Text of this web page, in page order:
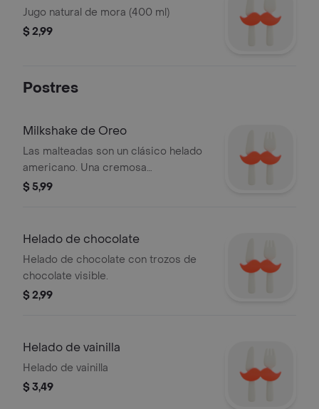
Jugo natural de mora (400 ml)
$ 2,99
Postres
Milkshake de Oreo
Las malteadas son un clásico helado
americano. Una cremosa
combinación de helado y leche con
cremosa para deleitar tu paladar.
$ 5,99
Helado de chocolate
Helado de chocolate con trozos de
chocolate visible.
$ 2,99
Helado de vainilla
Helado de vainilla
$ 3,49